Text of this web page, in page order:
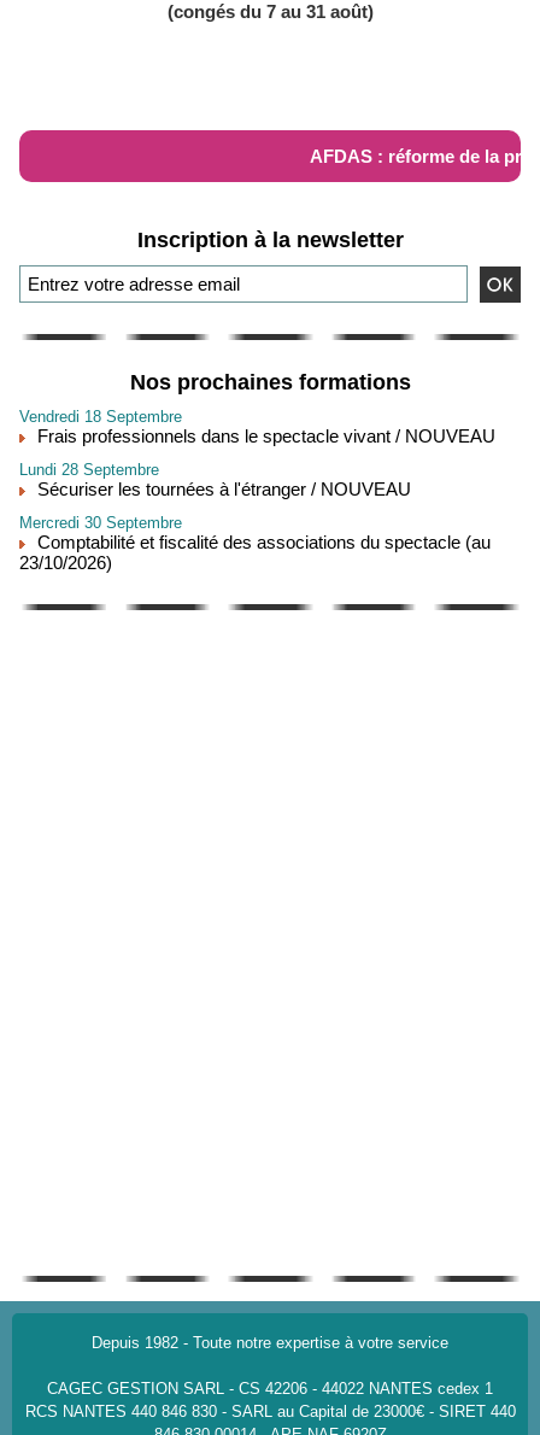
(congés du 7 au 31 août)
AFDAS : réforme de la
Inscription à la newsletter
Nos prochaines formations
Vendredi 18 Septembre
Frais professionnels dans le spectacle vivant / NOUVEAU
Lundi 28 Septembre
Sécuriser les tournées à l'étranger / NOUVEAU
Mercredi 30 Septembre
Comptabilité et fiscalité des associations du spectacle (au
23/10/2026)
Depuis 1982 - Toute notre expertise à votre service
CAGEC GESTION SARL - CS 42206 - 44022 NANTES cedex 1
RCS NANTES 440 846 830 - SARL au Capital de 23000€ - SIRET 440